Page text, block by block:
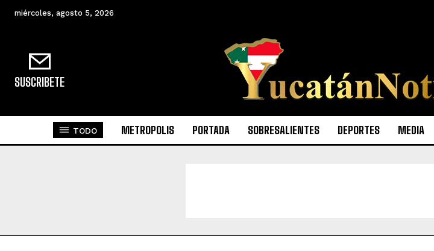
miércoles, agosto 5, 2026
SUSCRIBETE
TODO METROPOLIS PORTADA SOBRESALIENTES DEPORTES MEDIA